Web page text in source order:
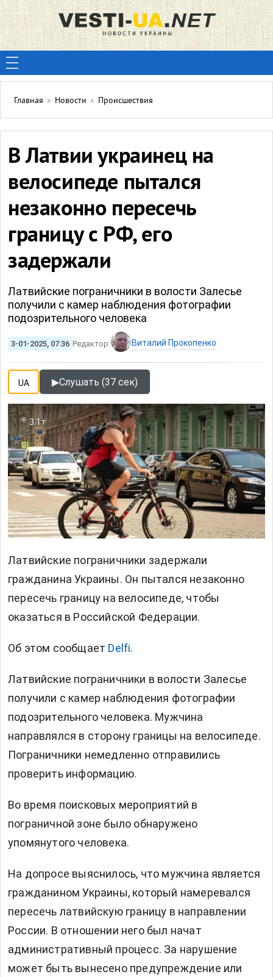
Главная » Новости » Происшествия
В Латвии украинец на
велосипеде пытался
незаконно пересечь
границу с РФ, его
задержали
Латвийские пограничники в волости Залесье
получили с камер наблюдения фотографии
подозрительного человека
3-01-2025, 07:36 Редактор: Виталий Прокопенко
UA ▶Слушать (37 сек)
3.1т
Латвийские пограничники задержали
гражданина Украины. Он пытался незаконно
пересечь границу на велосипеде, чтобы
оказаться в Российской Федерации.
Об этом сообщает Delfi.
Латвийские пограничники в волости Залесье
получили с камер наблюдения фотографии
подозрительного человека. Мужчина
направлялся в сторону границы на велосипеде.
Пограничники немедленно отправились
проверить информацию.
Во время поисковых мероприятий в
пограничной зоне было обнаружено
упомянутого человека.
На допросе выяснилось, что мужчина является
гражданином Украины, который намеревался
пересечь латвийскую границу в направлении
России. В отношении него был начат
административный процесс. За нарушение
может быть вынесено предупреждение или